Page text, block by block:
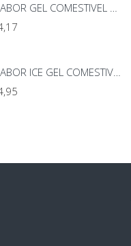
+ SABOR GEL COMESTIVEL HOT E OU ICE 15ML GARJI